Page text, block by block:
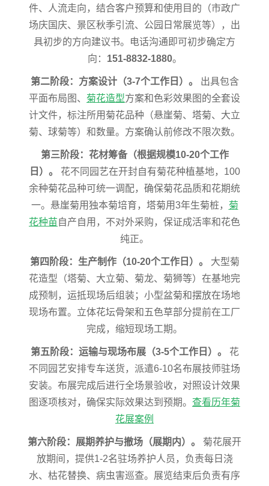
件、人流走向，结合客户预算和使用目的（市政广
场庆国庆、景区秋季引流、公园日常展览等），出
具初步的方向建议书。电话沟通即可初步确定方
向： 151-8832-1880。
第二阶段：方案设计（3-7个工作日）。
出具包含
平面布局图、 菊花造型方案和色彩效果图的全套设
计文件，标注所用菊花品种（悬崖菊、塔菊、大立
菊、球菊等）和数量。方案确认前修改不限次数。
第三阶段：花材筹备（根据规模10-20个工作
日）。
花不同园艺在开封自有菊花种植基地，100
余种菊花品种可统一调配，确保菊花品质和花期统
一。悬崖菊用独本菊培育，塔菊用3年生菊桩， 菊
花种苗自产自用，不对外采购，保证成活率和花色
纯正。
第四阶段：生产制作（10-20个工作日）。
大型菊
花造型（塔菊、大立菊、菊龙、菊狮等）在基地完
成预制，运抵现场后组装；小型盆菊和摆放在场地
现场布置。立体花坛骨架和五色草部分提前在工厂
完成，缩短现场工期。
第五阶段：运输与现场布展（3-5个工作日）。
花
不同园艺安排专车送货，派遣6-10名布展技师驻场
安装。布展完成后进行全场景验收，对照设计效果
图逐项核对，确保实际效果达到预期。 查看历年菊
花展案例
第六阶段：展期养护与撤场（展期内）。
菊花展开
放期间，提供1-2名驻场养护人员，负责每日浇
水、枯花替换、病虫害巡查。展览结束后负责有序